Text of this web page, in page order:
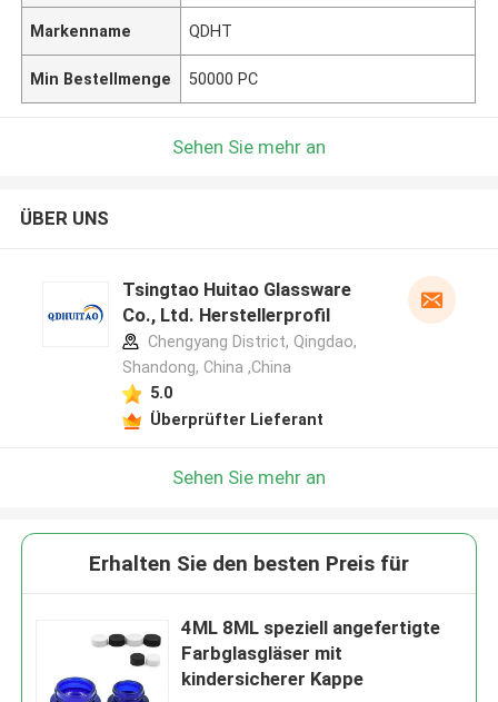
Markenname QDHT
Min Bestellmenge 50000 PC
Sehen Sie mehr an
ÜBER UNS
Tsingtao Huitao Glassware
Co., Ltd. Herstellerprofil
Chengyang District, Qingdao,
Shandong, China ,China
5.0
Überprüfter Lieferant
Sehen Sie mehr an
Erhalten Sie den besten Preis für
4ML 8ML speziell angefertigte
Farbglasgläser mit
kindersicherer Kappe